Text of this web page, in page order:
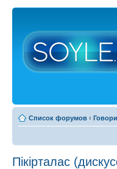
Список форумов ‹
Пікірталас